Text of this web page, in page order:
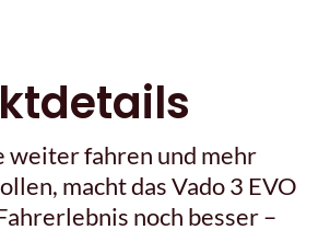
weiter fahren und mehr
macht das Vado 3 EVO
noch besser –